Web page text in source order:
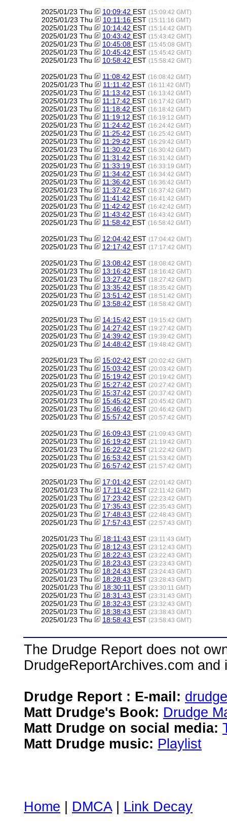
2025/01/23 Thu 10:09:42 EST (15:09:42 GMT)
2025/01/23 Thu 10:11:16 EST (15:11:16 GMT)
2025/01/23 Thu 10:14:42 EST (15:14:42 GMT)
2025/01/23 Thu 10:43:42 EST (15:43:42 GMT)
2025/01/23 Thu 10:45:08 EST (15:45:08 GMT)
2025/01/23 Thu 10:45:42 EST (15:45:42 GMT)
2025/01/23 Thu 10:58:42 EST (15:58:42 GMT)
2025/01/23 Thu 11:08:42 EST (16:08:42 GMT)
2025/01/23 Thu 11:11:42 EST (16:11:42 GMT)
2025/01/23 Thu 11:13:42 EST (16:13:42 GMT)
2025/01/23 Thu 11:17:42 EST (16:17:42 GMT)
2025/01/23 Thu 11:18:42 EST (16:18:42 GMT)
2025/01/23 Thu 11:19:12 EST (16:19:12 GMT)
2025/01/23 Thu 11:24:42 EST (16:24:42 GMT)
2025/01/23 Thu 11:25:42 EST (16:25:42 GMT)
2025/01/23 Thu 11:29:42 EST (16:29:42 GMT)
2025/01/23 Thu 11:30:42 EST (16:30:42 GMT)
2025/01/23 Thu 11:31:42 EST (16:31:42 GMT)
2025/01/23 Thu 11:33:19 EST (16:33:19 GMT)
2025/01/23 Thu 11:34:42 EST (16:34:42 GMT)
2025/01/23 Thu 11:36:42 EST (16:36:42 GMT)
2025/01/23 Thu 11:37:42 EST (16:37:42 GMT)
2025/01/23 Thu 11:41:42 EST (16:41:42 GMT)
2025/01/23 Thu 11:42:42 EST (16:42:42 GMT)
2025/01/23 Thu 11:43:42 EST (16:43:42 GMT)
2025/01/23 Thu 11:58:42 EST (16:58:42 GMT)
2025/01/23 Thu 12:04:42 EST (17:04:42 GMT)
2025/01/23 Thu 12:17:42 EST (17:17:42 GMT)
2025/01/23 Thu 13:08:42 EST (18:08:42 GMT)
2025/01/23 Thu 13:16:42 EST (18:16:42 GMT)
2025/01/23 Thu 13:27:42 EST (18:27:42 GMT)
2025/01/23 Thu 13:35:42 EST (18:35:42 GMT)
2025/01/23 Thu 13:51:42 EST (18:51:42 GMT)
2025/01/23 Thu 13:58:42 EST (18:58:42 GMT)
2025/01/23 Thu 14:15:42 EST (19:15:42 GMT)
2025/01/23 Thu 14:27:42 EST (19:27:42 GMT)
2025/01/23 Thu 14:39:42 EST (19:39:42 GMT)
2025/01/23 Thu 14:48:42 EST (19:48:42 GMT)
2025/01/23 Thu 15:02:42 EST (20:02:42 GMT)
2025/01/23 Thu 15:03:42 EST (20:03:42 GMT)
2025/01/23 Thu 15:19:42 EST (20:19:42 GMT)
2025/01/23 Thu 15:27:42 EST (20:27:42 GMT)
2025/01/23 Thu 15:37:42 EST (20:37:42 GMT)
2025/01/23 Thu 15:45:42 EST (20:45:42 GMT)
2025/01/23 Thu 15:46:42 EST (20:46:42 GMT)
2025/01/23 Thu 15:57:42 EST (20:57:42 GMT)
2025/01/23 Thu 16:09:43 EST (21:09:43 GMT)
2025/01/23 Thu 16:19:42 EST (21:19:42 GMT)
2025/01/23 Thu 16:22:42 EST (21:22:42 GMT)
2025/01/23 Thu 16:53:42 EST (21:53:42 GMT)
2025/01/23 Thu 16:57:42 EST (21:57:42 GMT)
2025/01/23 Thu 17:01:42 EST (22:01:42 GMT)
2025/01/23 Thu 17:11:42 EST (22:11:42 GMT)
2025/01/23 Thu 17:23:42 EST (22:23:42 GMT)
2025/01/23 Thu 17:35:43 EST (22:35:43 GMT)
2025/01/23 Thu 17:48:43 EST (22:48:43 GMT)
2025/01/23 Thu 17:57:43 EST (22:57:43 GMT)
2025/01/23 Thu 18:11:43 EST (23:11:43 GMT)
2025/01/23 Thu 18:12:43 EST (23:12:43 GMT)
2025/01/23 Thu 18:22:43 EST (23:22:43 GMT)
2025/01/23 Thu 18:23:43 EST (23:23:43 GMT)
2025/01/23 Thu 18:24:43 EST (23:24:43 GMT)
2025/01/23 Thu 18:28:43 EST (23:28:43 GMT)
2025/01/23 Thu 18:30:11 EST (23:30:11 GMT)
2025/01/23 Thu 18:31:43 EST (23:31:43 GMT)
2025/01/23 Thu 18:32:43 EST (23:32:43 GMT)
2025/01/23 Thu 18:38:43 EST (23:38:43 GMT)
2025/01/23 Thu 18:58:43 EST (23:58:43 GMT)
The Drudge Report does not
DrudgeReportArchives.com
Drudge Report : E-mail:
Matt Drudge's Book: Drudge
Matt Drudge on social media:
Matt Drudge music: Playlist
Home DMCA| Link Decay